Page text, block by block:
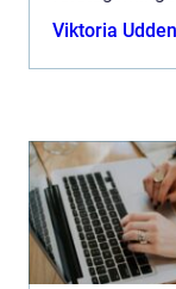
naturligt
Viktoria